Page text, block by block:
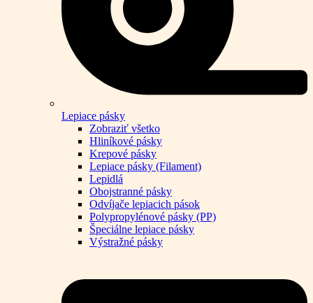
Lepiace pásky
Zobraziť všetko
Hliníkové pásky
Krepové pásky
Lepiace pásky (Filament)
Lepidlá
Obojstranné pásky
Odvíjače lepiacich pások
Polypropylénové pásky (PP)
Špeciálne lepiace pásky
Výstražné pásky